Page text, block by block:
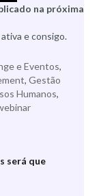
na próxima
e consigo.
e Eventos,
, Gestão
Humanos,
será que